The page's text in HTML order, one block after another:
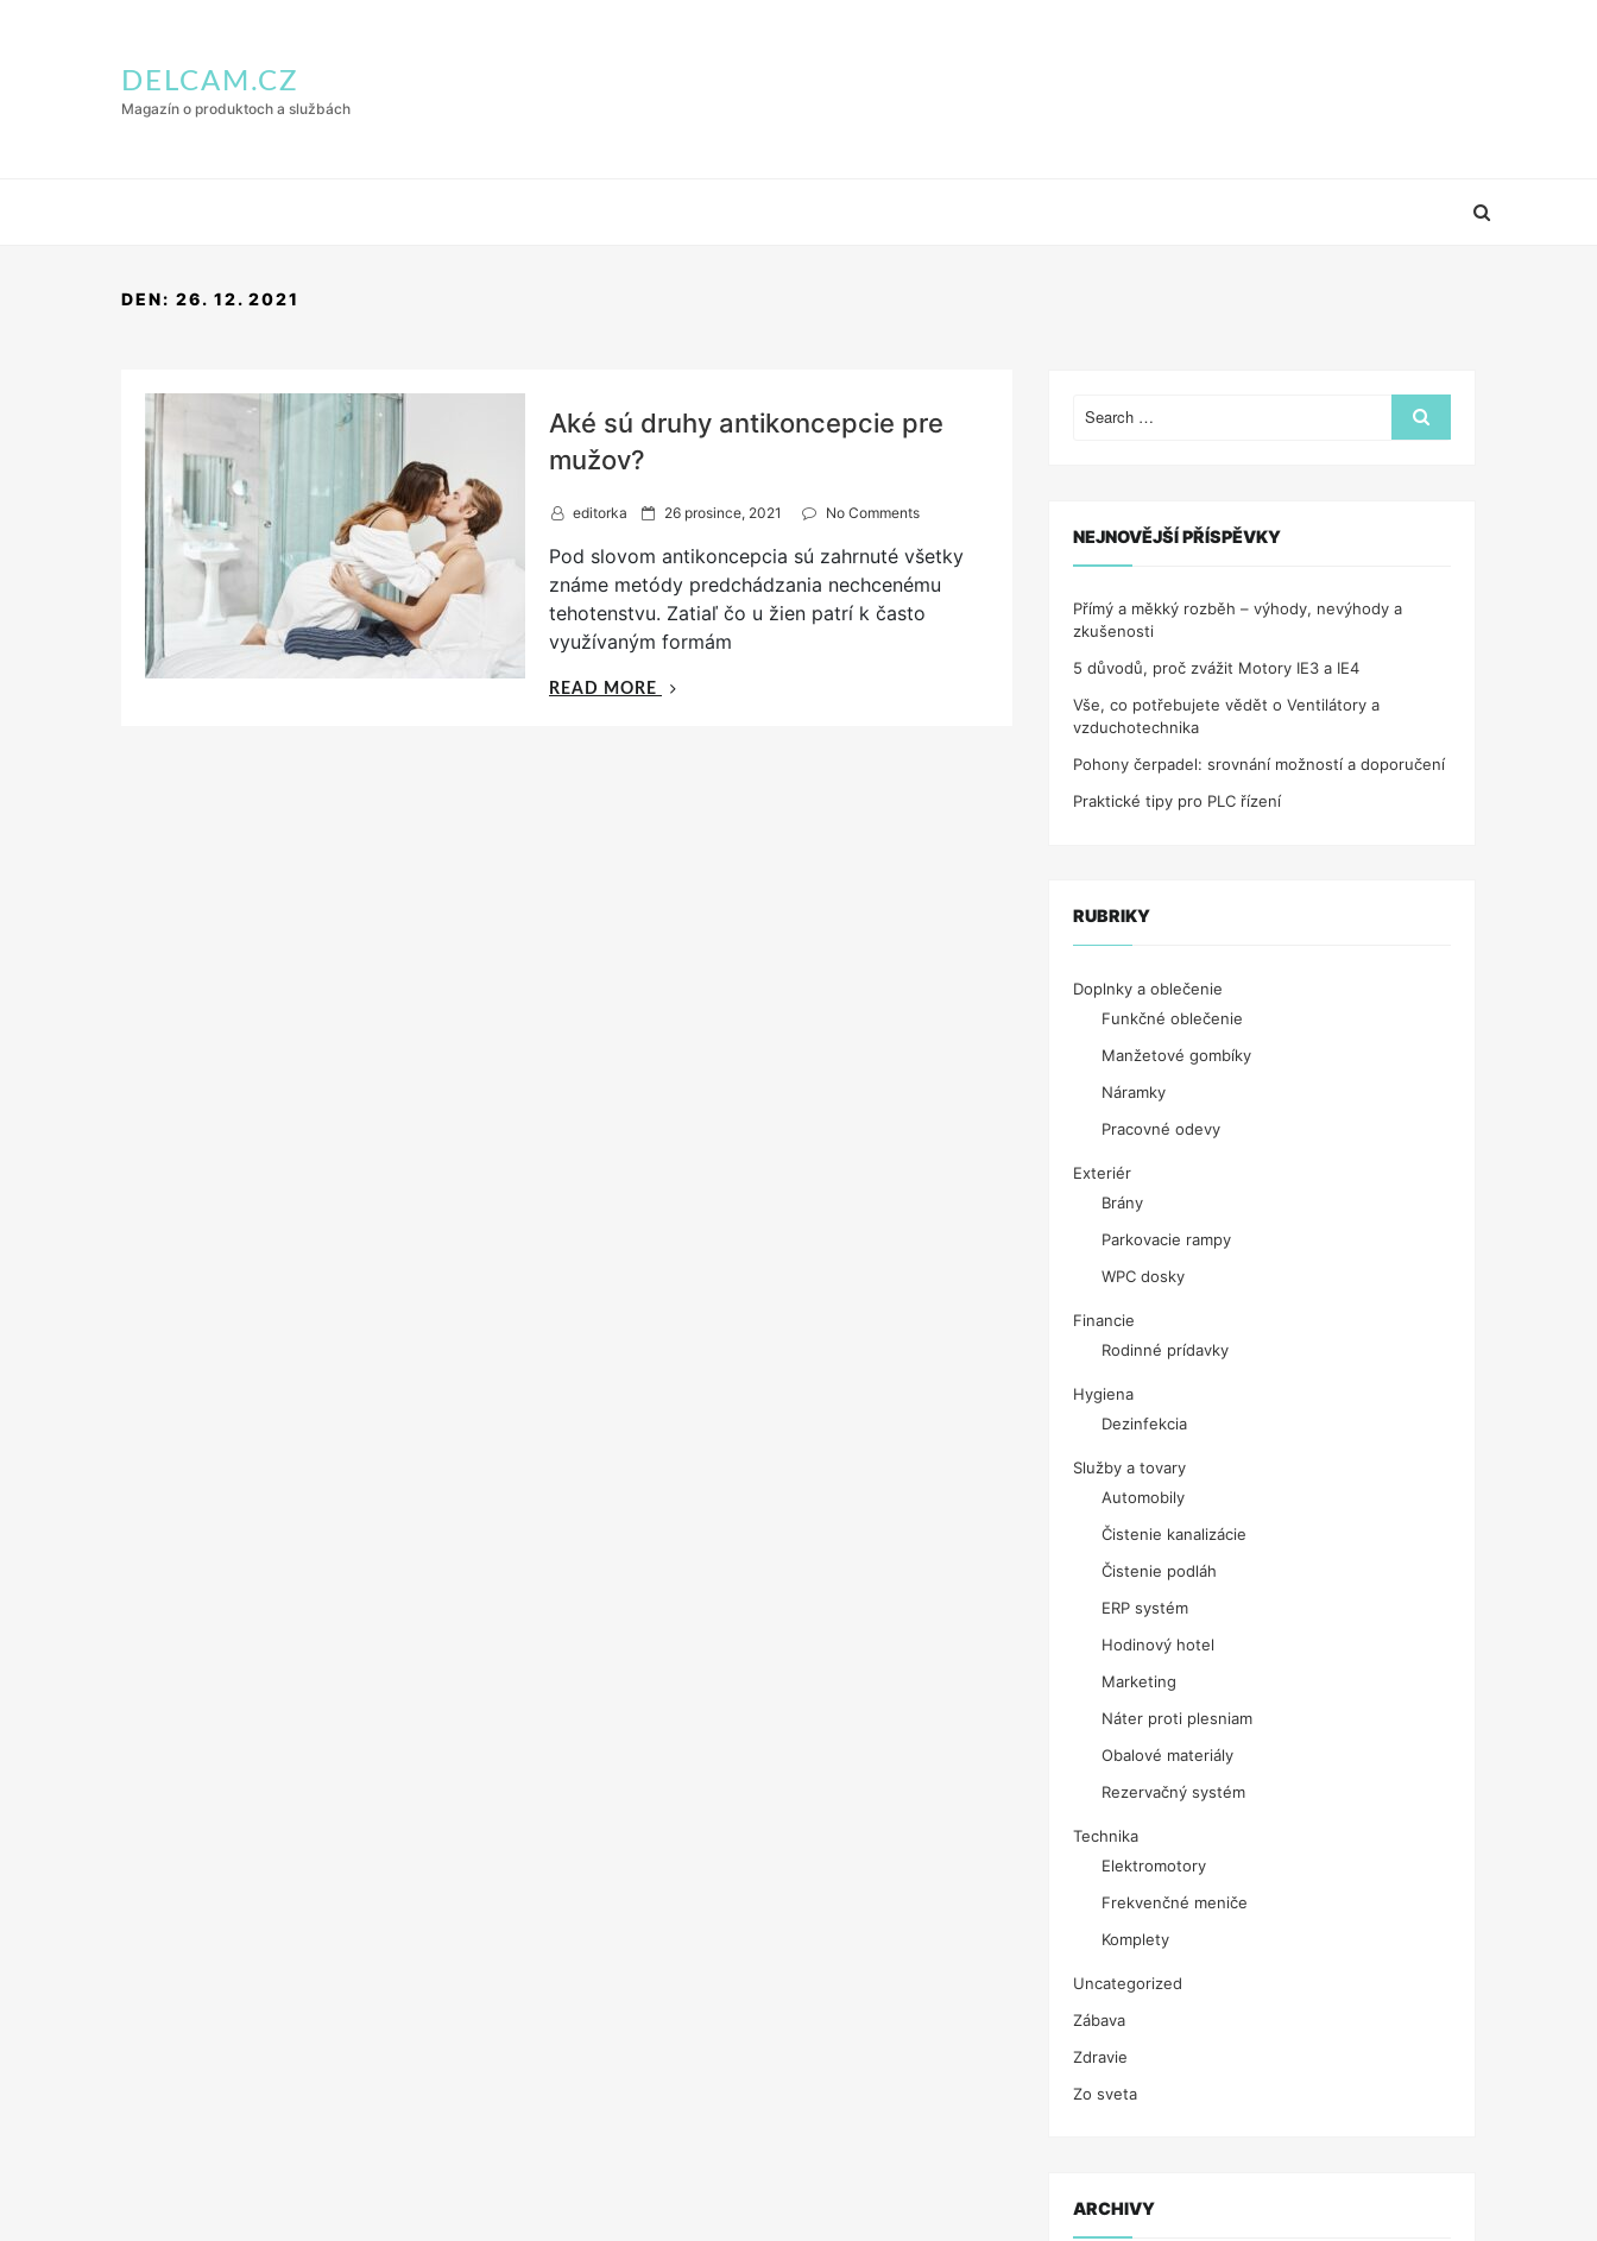
DELCAM.CZ
Magazín o produktoch a službách
DEN: 26. 12. 2021
Aké sú druhy antikoncepcie pre
mužov?
editorka
P
s
t
e
d
o
26 prosince, 2021 No Comments
Pod slovom antikoncepcia sú zahrnuté všetky
známe metódy predchádzania nechcenému
tehotenstvu. Zatiaľ čo u žien patrí k často
využívaným formám
READ MORE
for:
Search
NEJNOVĚJŠÍ PŘÍSPĚVKY
Přímý a měkký rozběh – výhody, nevýhody a
zkušenosti
5 důvodů, proč zvážit Motory IE3 a IE4
Vše, co potřebujete vědět o Ventilátory a
vzduchotechnika
Pohony čerpadel: srovnání možností a doporučení
Praktické tipy pro PLC řízení
RUBRIKY
Doplnky a oblečenie
Funkčné oblečenie
Manžetové gombíky
Náramky
Pracovné odevy
Exteriér
Brány
Parkovacie rampy
WPC dosky
Financie
Rodinné prídavky
Hygiena
Dezinfekcia
Služby a tovary
Automobily
Čistenie kanalizácie
Čistenie podláh
ERP systém
Hodinový hotel
Marketing
Náter proti plesniam
Obalové materiály
Rezervačný systém
Technika
Elektromotory
Frekvenčné meniče
Komplety
Uncategorized
Zábava
Zdravie
Zo sveta
ARCHIVY